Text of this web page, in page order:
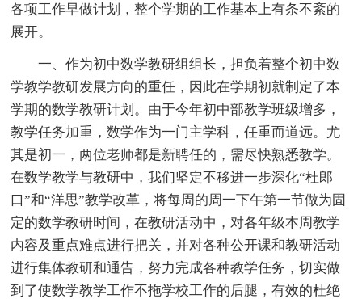
各项工作早做计划，整个学期的工作基本上有条不紊的
展开。
一、作为初中数学教研组组长，担负着整个初中数
学教学教研发展方向的重任，因此在学期初就制定了本
学期的数学教研计划。由于今年初中部教学班级增多，
教学任务加重，数学作为一门主学科，任重而道远。尤
其是初一，两位老师都是新聘任的，需尽快熟悉教学。
在数学教学与教研中，我们坚定不移进一步深化“杜郎
口”和“洋思”教学改革，将每周的周一下午第一节做为固
定的数学教研时间，在教研活动中，对各年级本周教学
内容及重点难点进行把关，并对各种公开课和教研活动
进行集体教研和通告，努力完成各种教学任务，切实做
到了使数学教学工作不拖学校工作的后腿，有效的杜绝